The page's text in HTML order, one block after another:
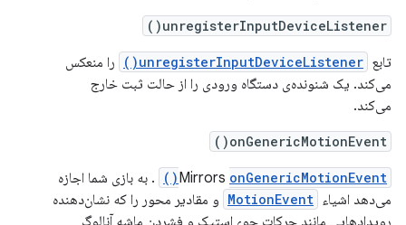
unregisterInputDeviceListener()
تابع unregisterInputDeviceListener()
را منعکس
می‌کند. یک شنونده‌ی دستگاه ورودی را از حالت ثبت خارج
می‌کند.
onGenericMotionEvent()
Mirrors onGenericMotionEvent()
. به بازی شما اجازه
می‌دهد اشیاء MotionEvent و مقادیر محور را که نشان‌دهنده
رویدادهایی مانند حرکات جوی‌استیک و فشردن ماشه آنالوگ